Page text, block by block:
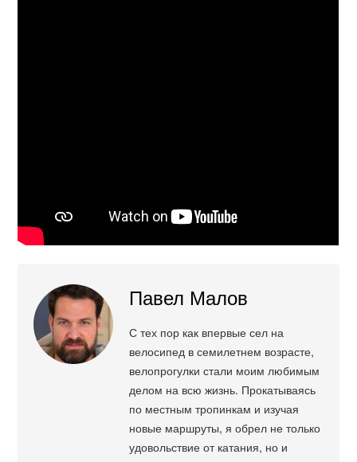
Павел Малов
С тех пор как впервые сел на
велосипед в семилетнем возрасте,
велопрогулки стали моим любимым
делом на всю жизнь. Прокатываясь
по местным тропинкам и изучая
новые маршруты, я обрел не только
удовольствие от катания, но и